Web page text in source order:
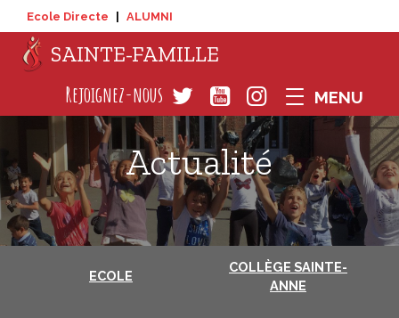
Ecole Directe | ALUMNI
SAINTE-FAMILLE
ECOLE
COLLÈGE SAINTE-
ANNE